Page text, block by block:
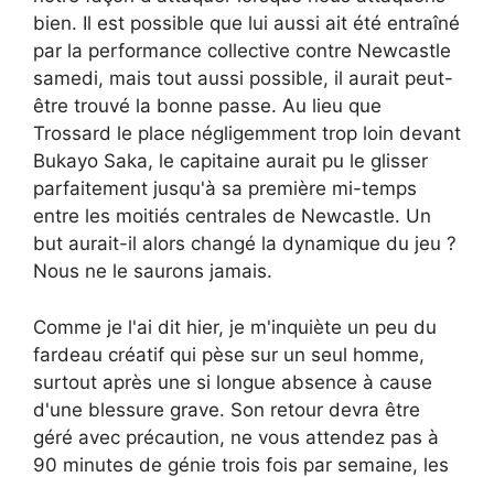
bien. Il est possible que lui aussi ait été entraîné
par la performance collective contre Newcastle
samedi, mais tout aussi possible, il aurait peut-
être trouvé la bonne passe. Au lieu que
Trossard le place négligemment trop loin devant
Bukayo Saka, le capitaine aurait pu le glisser
parfaitement jusqu'à sa première mi-temps
entre les moitiés centrales de Newcastle. Un
but aurait-il alors changé la dynamique du jeu ?
Nous ne le saurons jamais.
Comme je l'ai dit hier, je m'inquiète un peu du
fardeau créatif qui pèse sur un seul homme,
surtout après une si longue absence à cause
d'une blessure grave. Son retour devra être
géré avec précaution, ne vous attendez pas à
90 minutes de génie trois fois par semaine, les